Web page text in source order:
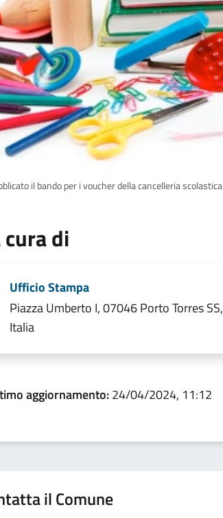
il bando per i voucher della cancelleria scolastica
cura di
Ufficio Stampa
Piazza Umberto I, 07046 Porto Torres SS,
Italia
aggiornamento:24/04/2024, 11:12
il Comune